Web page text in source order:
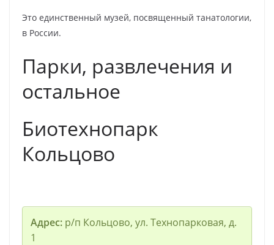
Это единственный музей, посвященный танатологии,
в России.
Парки, развлечения и
остальное
Биотехнопарк
Кольцово
Адрес:р/п Кольцово, ул. Технопарковая, д.
1